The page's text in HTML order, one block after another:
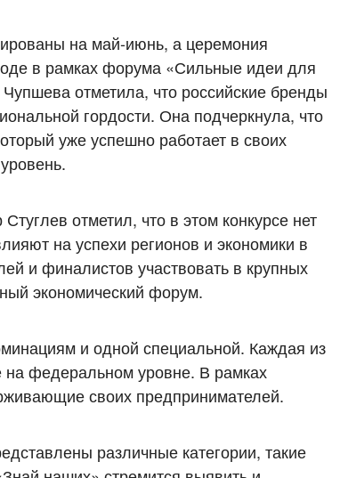
на май-июнь, а церемония
в рамках форума «Сильные идеи для
отметила, что российские бренды
гордости. Она подчеркнула, что
уже успешно работает в своих
отметил, что в этом конкурсе нет
на успехи регионов и экономики в
и финалистов участвовать в крупных
экономический форум.
и одной специальной. Каждая из
на федеральном уровне. В рамках
своих предпринимателей.
различные категории, такие